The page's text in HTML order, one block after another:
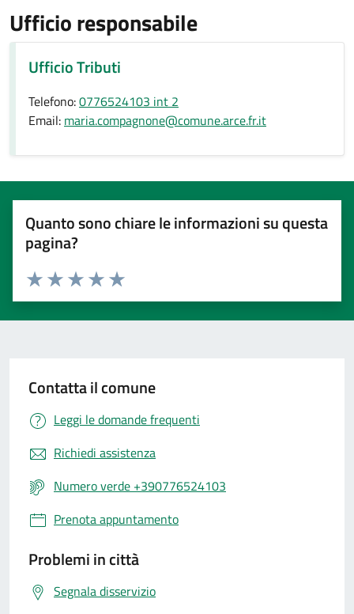
Ufficio responsabile
Ufficio Tributi
Telefono:0776524103 int 2
Email: maria.compagnone@comune.arce.fr.it
Quanto sono chiare le informazioni su questa
pagina?
Valuta 5 stelle su 5
Valuta 4 stelle su 5
Valuta 3 stelle su 5
Valuta 2 stelle su 5
Valuta 1 stelle su 5
Contatta il comune
Leggi le domande frequenti
Richiedi assistenza
Numero verde +390776524103
Prenota appuntamento
Problemi in città
Segnala disservizio